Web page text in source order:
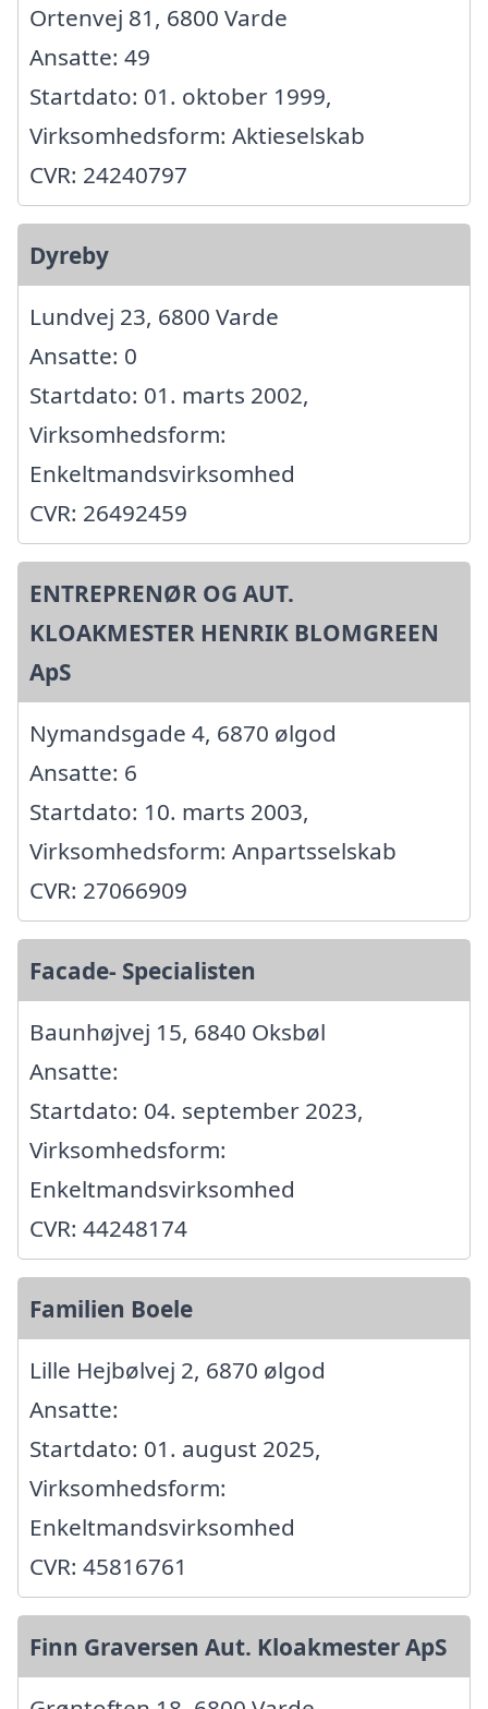
Ortenvej 81, 6800 Varde
Ansatte: 49
Startdato: 01. oktober 1999,
Virksomhedsform: Aktieselskab
CVR: 24240797
Dyreby
Lundvej 23, 6800 Varde
Ansatte: 0
Startdato: 01. marts 2002,
Virksomhedsform:
Enkeltmandsvirksomhed
CVR: 26492459
ENTREPRENØR OG AUT.
KLOAKMESTER HENRIK BLOMGREEN
ApS
Nymandsgade 4, 6870 ølgod
Ansatte: 6
Startdato: 10. marts 2003,
Virksomhedsform: Anpartsselskab
CVR: 27066909
Facade- Specialisten
Baunhøjvej 15, 6840 Oksbøl
Ansatte:
Startdato: 04. september 2023,
Virksomhedsform:
Enkeltmandsvirksomhed
CVR: 44248174
Familien Boele
Lille Hejbølvej 2, 6870 ølgod
Ansatte:
Startdato: 01. august 2025,
Virksomhedsform:
Enkeltmandsvirksomhed
CVR: 45816761
Finn Graversen Aut. Kloakmester ApS